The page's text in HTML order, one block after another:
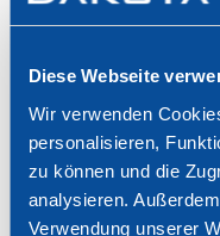
Diese Webseite
Wir verwenden
personalisieren,
zu können und die
analysieren.
Verwendung unserer
WIR SIND
Wählen Sie den
nehmen Sie
fachkundige
über unsere
anfordern möchten.